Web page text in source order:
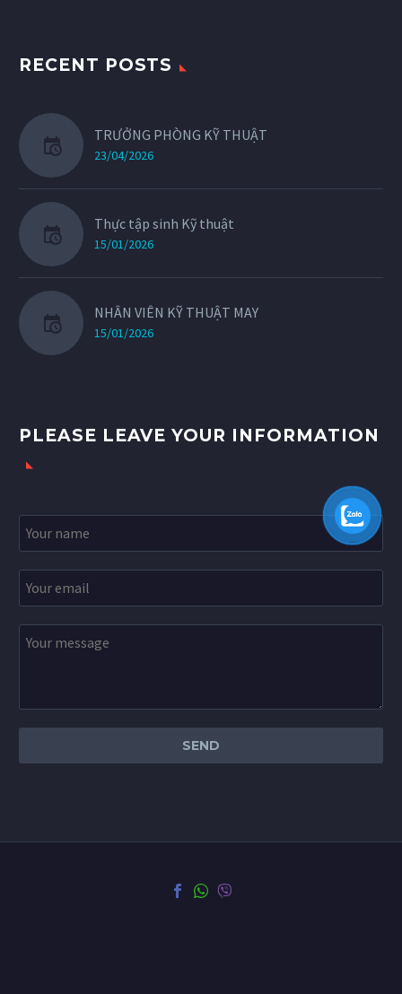
RECENT POSTS
TRƯỞNG PHÒNG KỸ THUẬT
23/04/2026
Thực tập sinh Kỹ thuật
15/01/2026
NHÂN VIÊN KỸ THUẬT MAY
15/01/2026
PLEASE LEAVE YOUR INFORMATION